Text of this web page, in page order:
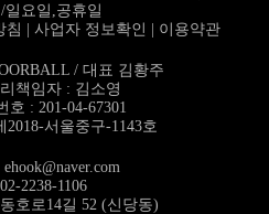
일요일,공휴일
침 사업자 정보확인 이용약관
/ 대표 김황주
책임자 : 김소영
호 : 201-04-67301
서울중구-1143호
ehook@naver.com
2238-1106
호로14길 52 (신당동)